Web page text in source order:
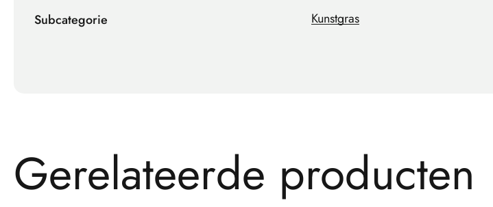
Subcategorie
Kunstgras
Gerelateerde producten